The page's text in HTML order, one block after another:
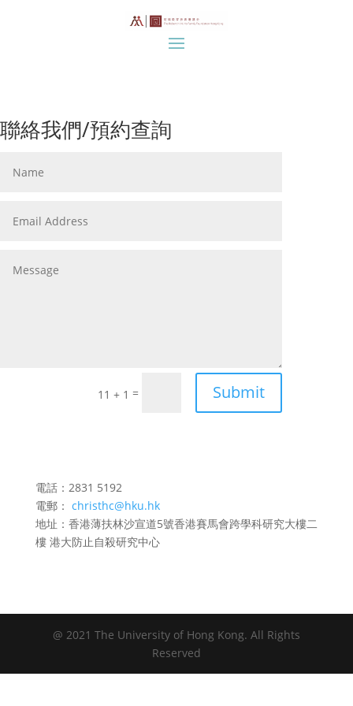
聯絡我們/預約查詢
11 + 1 = Submit
電話： 2831 5192
電郵： christhc@hku.hk
地址：香港薄扶林沙宣道5號香港賽馬會跨學科研究大樓二
樓 港大防止自殺研究中心
@ 2021 The University of Hong Kong. All Rights
Reserved